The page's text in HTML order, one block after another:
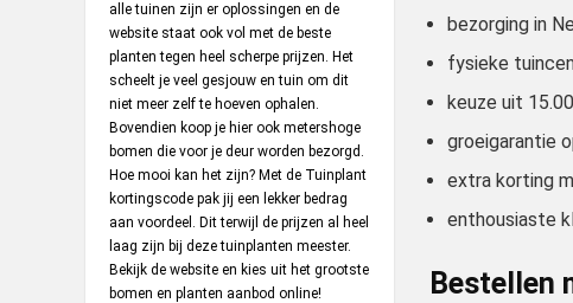
alle tuinen zijn er oplossingen en de
website staat ook vol met de beste
planten tegen heel scherpe prijzen. Het
scheelt je veel gesjouw en tuin om dit
niet meer zelf te hoeven ophalen.
Bovendien koop je hier ook metershoge
bomen die voor je deur worden bezorgd.
Hoe mooi kan het zijn? Met de Tuinplant
kortingscode pak jij een lekker bedrag
aan voordeel. Dit terwijl de prijzen al heel
laag zijn bij deze tuinplanten meester.
Bekijk de website en kies uit het grootste
bomen en planten aanbod online!
bezorging in
fysieke
keuze uit
groeigarantie
extra korting
enthousiaste
Bestellen